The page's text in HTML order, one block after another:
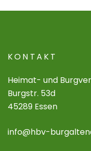
KONTAKT
Heimat- und
Burgstr. 53d
45289 Essen
info@hbv-